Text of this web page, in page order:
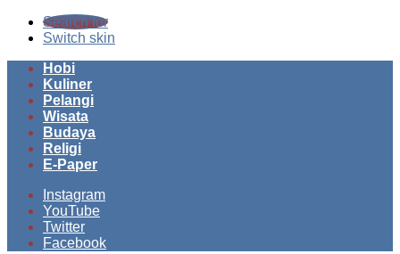
Search for
Switch skin
Hobi
Kuliner
Pelangi
Wisata
Budaya
Religi
E-Paper
Instagram
YouTube
Twitter
Facebook